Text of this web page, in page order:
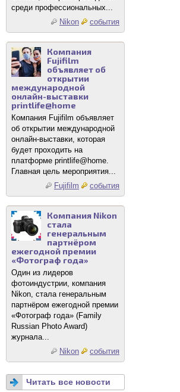
среди профессиональных...
Nikon
события
Компания
Fujifilm
объявляет об
открытии
международной
онлайн-выставки
printlife@home
Компания Fujifilm объявляет
об открытии международной
онлайн-выставки, которая
будет проходить на
платформе printlife@home.
Главная цель мероприятия...
Fujifilm
события
Компания Nikon
стала
генеральным
партнёром
ежегодной премии
«Фотограф года»
Один из лидеров
фотоиндустрии, компания
Nikon, стала генеральным
партнёром ежегодной премии
«Фотограф года» (Family
Russian Photo Award)
журнала...
Nikon
события
Читать все новости